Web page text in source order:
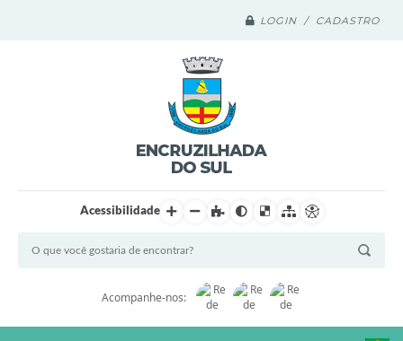
LOGIN / CADASTRO
Acessibilidade
Acompanhe-nos: